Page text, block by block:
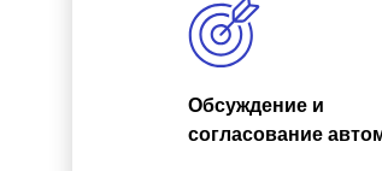
Обсуждение и
согласование